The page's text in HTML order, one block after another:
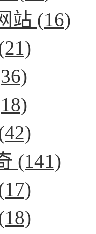
站 (16)
(141)